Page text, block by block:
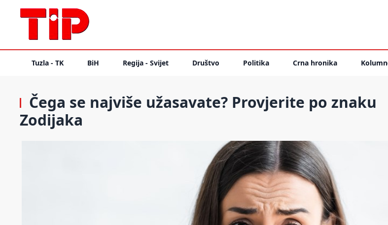
Tuzla - TK BiH Regija - Svijet Društvo Politika Crna hronika
Čega se najviše užasavate? Provjerite po znaku
Zodijaka